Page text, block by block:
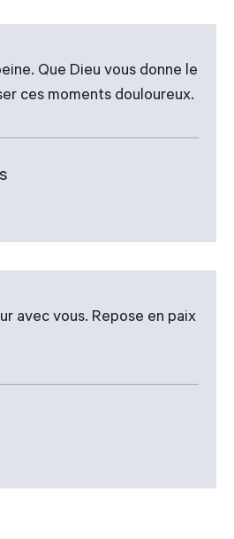
Que Dieu vous donne le
ces moments douloureux.
avec vous. Repose en paix